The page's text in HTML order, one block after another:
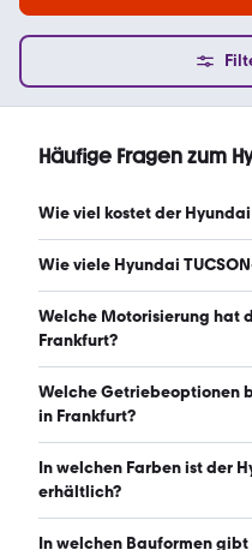
Häufige Fragen zum
Wie viel kostet der
Ein guter Preis für einen
starten ab 119 €
Wie viele Hyundai
Es gibt insgesamt 290
davon 222 Gebraucht-
Welche Motorisierung hat
Frankfurt?
Der Hyundai TUCSON in
zwischen 136 und 265 PS.
Welche Getriebeoptionen
in Frankfurt?
Der Hyundai TUCSON in
und manuellem Getriebe
In welchen Farben ist der
erhältlich?
Den Hyundai TUCSON in
In welchen Bauformen gibt